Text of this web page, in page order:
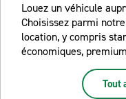
Louez un véhicule
Choisissez parmi
location, y compris
économiques,
Tout